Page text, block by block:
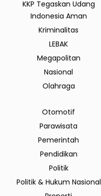
KKP Tegaskan Udang
Indonesia Aman
Kriminalitas
LEBAK
Megapolitan
Nasional
Olahraga
Otomotif
Parawisata
Pemerintah
Pendidikan
Politik
Politik & Hukum Nasional